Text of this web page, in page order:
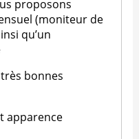
proposons
(moniteur de
qu’un
bonnes
apparence